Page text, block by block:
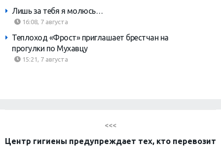
Лишь за тебя я молюсь…
16:08, 7 августа
Теплоход «Фрост» приглашает брестчан на
прогулки по Мухавцу
15:21, 7 августа
<<<
Центр гигиены предупреждает тех, кто перевозит